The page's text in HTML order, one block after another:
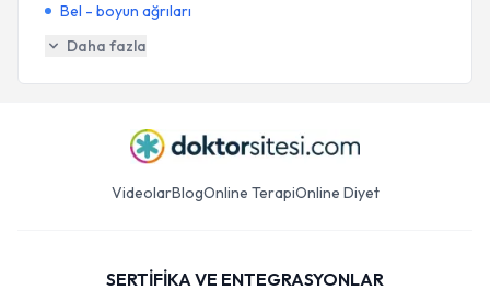
Bel - boyun ağrıları
Daha fazla
VideolarBlogOnline TerapiOnline Diyet
SERTİFİKA VE ENTEGRASYONLAR